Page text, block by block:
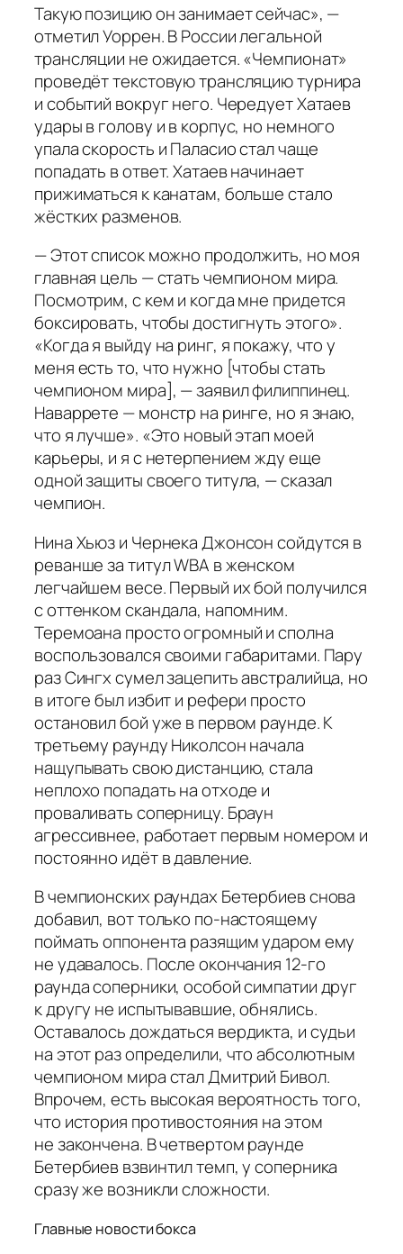
Такую позицию он занимает сейчас», —
отметил Уоррен. В России легальной
трансляции не ожидается. «Чемпионат»
проведёт текстовую трансляцию турнира
и событий вокруг него. Чередует Хатаев
удары в голову и в корпус, но немного
упала скорость и Паласио стал чаще
попадать в ответ. Хатаев начинает
прижиматься к канатам, больше стало
жёстких разменов.
— Этот список можно продолжить, но моя
главная цель — стать чемпионом мира.
Посмотрим, с кем и когда мне придется
боксировать, чтобы достигнуть этого».
«Когда я выйду на ринг, я покажу, что у
меня есть то, что нужно [чтобы стать
чемпионом мира], — заявил филиппинец.
Наваррете — монстр на ринге, но я знаю,
что я лучше». «Это новый этап моей
карьеры, и я с нетерпением жду еще
одной защиты своего титула, — сказал
чемпион.
Нина Хьюз и Чернека Джонсон сойдутся в
реванше за титул WBA в женском
легчайшем весе. Первый их бой получился
с оттенком скандала, напомним.
Теремоана просто огромный и сполна
воспользовался своими габаритами. Пару
раз Сингх сумел зацепить австралийца, но
в итоге был избит и рефери просто
остановил бой уже в первом раунде. К
третьему раунду Николсон начала
нащупывать свою дистанцию, стала
неплохо попадать на отходе и
проваливать соперницу. Браун
агрессивнее, работает первым номером и
постоянно идёт в давление.
В чемпионских раундах Бетербиев снова
добавил, вот только по-настоящему
поймать оппонента разящим ударом ему
не удавалось. После окончания 12-го
раунда соперники, особой симпатии друг
к другу не испытывавшие, обнялись.
Оставалось дождаться вердикта, и судьи
на этот раз определили, что абсолютным
чемпионом мира стал Дмитрий Бивол.
Впрочем, есть высокая вероятность того,
что история противостояния на этом
не закончена. В четвертом раунде
Бетербиев взвинтил темп, у соперника
сразу же возникли сложности.
Главные новости бокса